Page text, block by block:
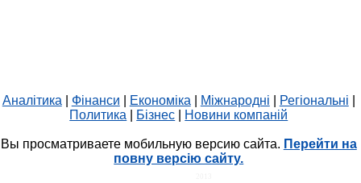
Аналітика Фінанси Економіка Міжнародні Регіональні
Политика
Бізнес Новини компаній
Вы просматриваете мобильную версию сайта. Перейти на
повну версію сайту.